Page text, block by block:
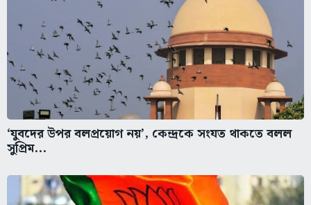
‘যুবদের উপর বলপ্রয়োগ নয়’, কেন্দ্রকে সংযত থাকতে বলল
সুপ্রিম...